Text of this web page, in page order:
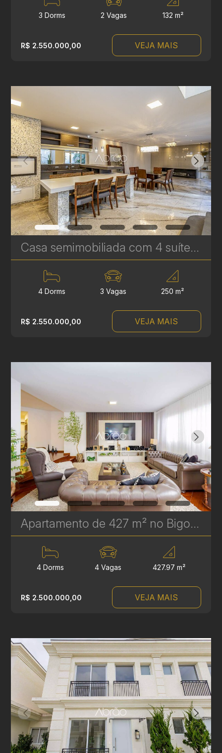
3 Dorms 2 Vagas 132 m²
R$ 2.550.000,00 VEJA MAIS
Casa semimobiliada com 4 suítes à venda no Rebouças - 250 m² - Jardim e Espaço Gourmet | Ref. 1817
4 Dorms 3 Vagas 250 m²
R$ 2.550.000,00 VEJA MAIS
Apartamento de 427 m² no Bigorrilho - 4 Quartos, 2 Suítes e 2 Demi-Suítes | Ref 327
4 Dorms 4 Vagas 427.97 m²
R$ 2.500.000,00 VEJA MAIS